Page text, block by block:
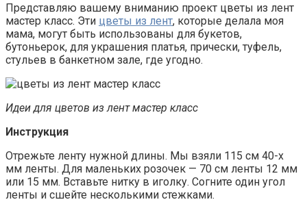
Представляю вашему вниманию проект цветы из лент
мастер класс. Эти цветы из лент, которые делала моя
мама, могут быть использованы для букетов,
бутоньерок, для украшения платья, прически, туфель,
стульев в банкетном зале, где угодно.
Идеи для цветов из лент мастер класс
Инструкция
Отрежьте ленту нужной длины. Мы взяли 115 см 40-х
мм ленты. Для маленьких розочек — 70 см ленты 12 мм
или 15 мм. Вставьте нитку в иголку. Согните один угол
ленты и сшейте несколькими стежками.